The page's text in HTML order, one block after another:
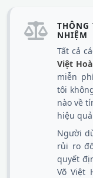
THÔNG
NHIỆM
Tất cả
Việt
miễn
tôi
nào về
hiệu
Người
rủi ro
quyết
Võ Việt